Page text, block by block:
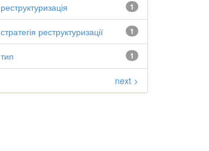
1
реструктуризація
1
стратегія реструктуризації
1
тип
next >